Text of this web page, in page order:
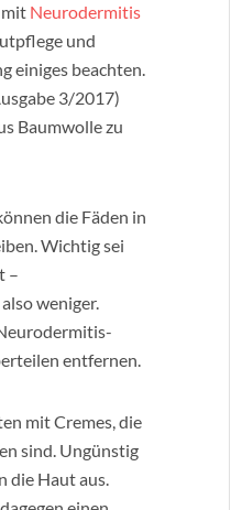
Neurodermitis
und
einiges beachten.
3/2017)
Baumwolle zu
die Fäden in
Wichtig sei
–
weniger.
entfernen.
mit Cremes, die
sind. Ungünstig
die Haut aus.